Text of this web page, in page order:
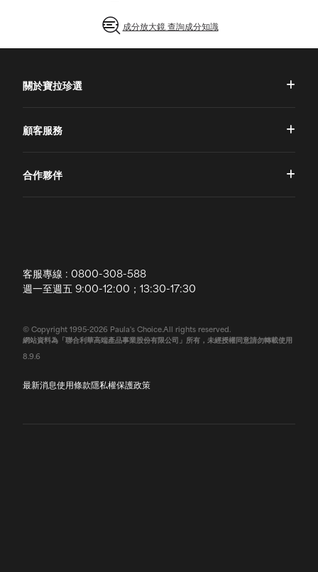
成分放大鏡 查詢成分知識
關於寶拉珍選
專業國際團隊
顧客服務
退換貨政策
聯絡我們
合作夥伴
客服專線 : 0800-308-588
週一至週五 9:00-12:00；13:30-17:30
© Copyright 1995-2026 Paula's Choice.All rights reserved.
網站資料為「聯合利華高端產品事業股份有限公司」所有，未經授權同意請勿轉載使用
8.9.6
最新消息使用條款隱私權保護政策